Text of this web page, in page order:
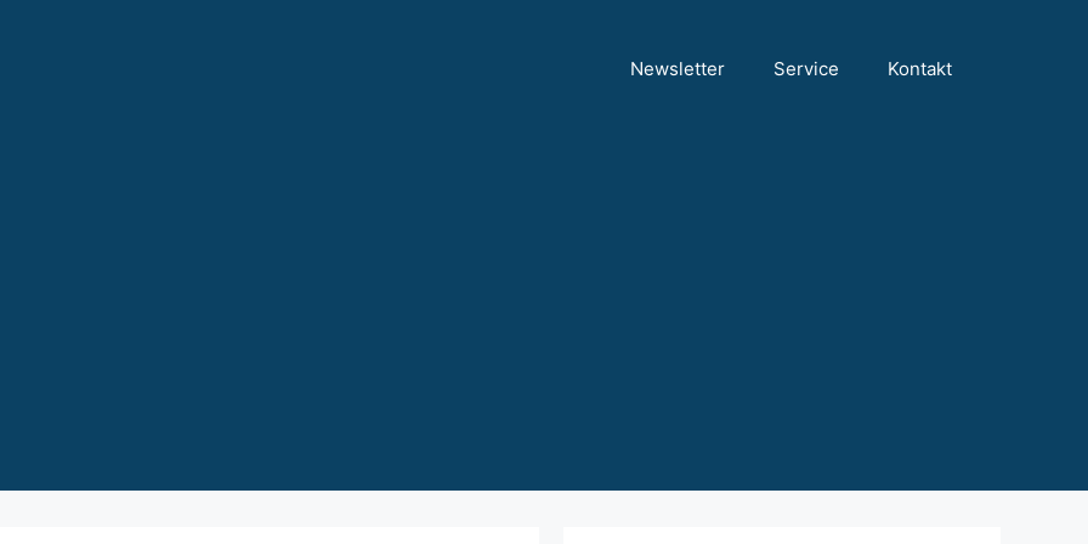
Newsletter Service Kontakt